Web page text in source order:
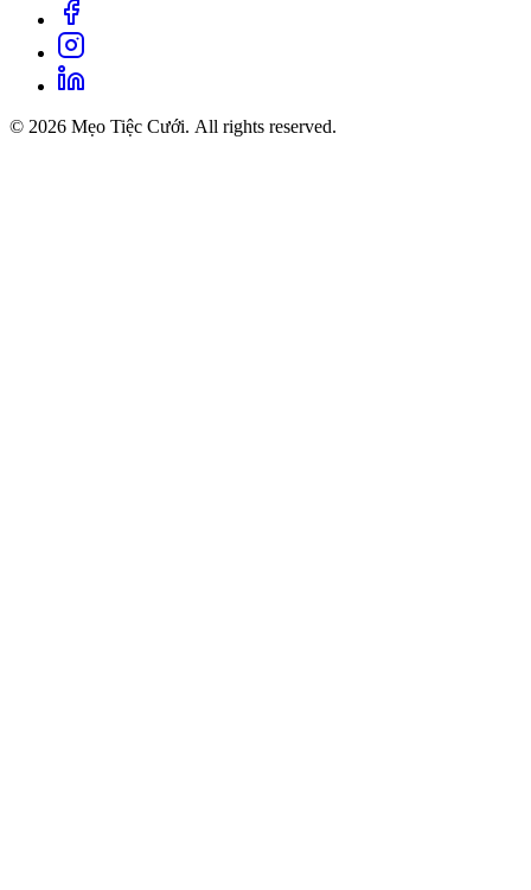
© 2026 Mẹo Tiệc Cưới. All rights reserved.